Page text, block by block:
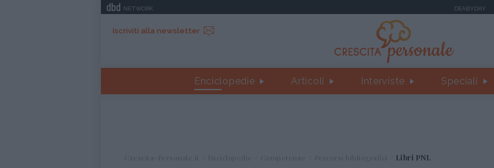
NETWORK DEABYDAY
Iscriviti alla newsletter
Enciclopedie Articoli Interviste Speciali
Libri PNL